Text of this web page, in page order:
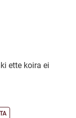
ette koira ei